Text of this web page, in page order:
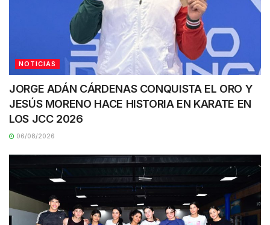
NOTICIAS
JORGE ADÁN CÁRDENAS CONQUISTA EL ORO Y
JESÚS MORENO HACE HISTORIA EN KARATE EN
LOS JCC 2026
06/08/2026